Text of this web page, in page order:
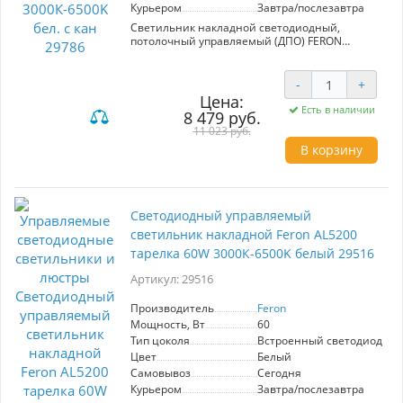
Курьером
Завтра/послезавтра
Светильник накладной светодиодный,
потолочный управляемый (ДПО) FERON
дневной), 230V, 8500Lm, IP20, угол рассеивания
120°, цвет белый, корпус штампованная сталь,
рассеиватель матовый пластик, серия
"звездное небо", 770*770*90
Специальное покрытие на рассеивателе
вместе со свечением создают эффект
Стильный дизайн, который подойдёт для
Преимущества светодиодного управляемого
- Современная альтернатива стандартным
люстрам.
- Обеспечивает комфортное и яркое
освещение.
поверхности светильника обеспечивает
- Режим освещенности можно регулировать
при помощи пульта управления (от 10 до
100%).
- Настраиваемая яркость освещения и
цветовая температура (3000- 6500К).
- Отсутствие пульсаций.
- Возможность установки таймера для
Цена:
8 479 руб.
11 023 руб.
- +
Есть в наличии
В корзину
Светодиодный управляемый
светильник накладной Feron AL5200
тарелка 60W 3000К-6500K белый 29516
Артикул: 29516
Производитель
Feron
Мощность, Вт
60
Тип цоколя
Встроенный светодиод
Цвет
Белый
Самовывоз
Сегодня
Курьером
Завтра/послезавтра